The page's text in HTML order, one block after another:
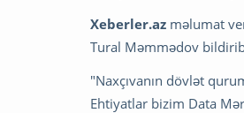
Xeberler.az məlumat
Tural Məmmədov
"Naxçıvanın dövlət
Ehtiyatlar bizim Data